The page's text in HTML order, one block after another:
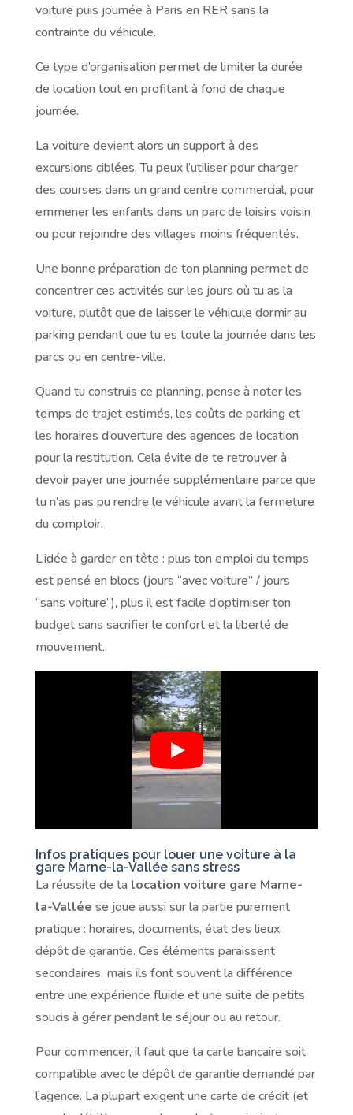
voiture puis journée à Paris en RER sans la
contrainte du véhicule.
Ce type d’organisation permet de limiter la durée
de location tout en profitant à fond de chaque
journée.
La voiture devient alors un support à des
excursions ciblées. Tu peux l’utiliser pour charger
des courses dans un grand centre commercial, pour
emmener les enfants dans un parc de loisirs voisin
ou pour rejoindre des villages moins fréquentés.
Une bonne préparation de ton planning permet de
concentrer ces activités sur les jours où tu as la
voiture, plutôt que de laisser le véhicule dormir au
parking pendant que tu es toute la journée dans les
parcs ou en centre-ville.
Quand tu construis ce planning, pense à noter les
temps de trajet estimés, les coûts de parking et
les horaires d’ouverture des agences de location
pour la restitution. Cela évite de te retrouver à
devoir payer une journée supplémentaire parce que
tu n’as pas pu rendre le véhicule avant la fermeture
du comptoir.
L’idée à garder en tête : plus ton emploi du temps
est pensé en blocs (jours “avec voiture” / jours
“sans voiture”), plus il est facile d’optimiser ton
budget sans sacrifier le confort et la liberté de
mouvement.
Infos pratiques pour louer une voiture à la
gare Marne-la-Vallée sans stress
La réussite de ta location voiture gare Marne-
la-Vallée se joue aussi sur la partie purement
pratique : horaires, documents, état des lieux,
dépôt de garantie. Ces éléments paraissent
secondaires, mais ils font souvent la différence
entre une expérience fluide et une suite de petits
soucis à gérer pendant le séjour ou au retour.
Pour commencer, il faut que ta carte bancaire soit
compatible avec le dépôt de garantie demandé par
l’agence. La plupart exigent une carte de crédit (et